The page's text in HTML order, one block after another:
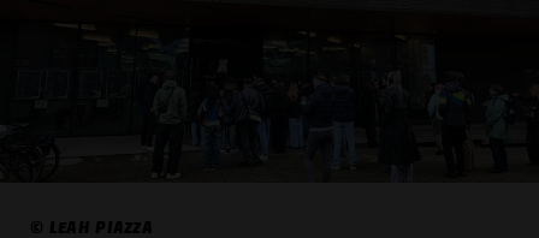
© LEAH PIAZZA